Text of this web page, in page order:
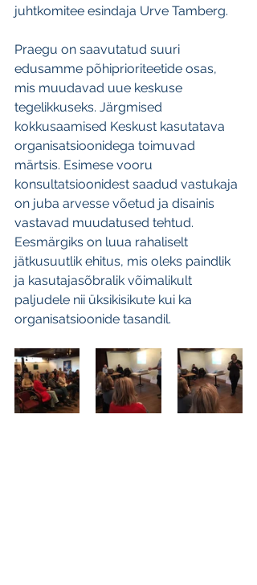
juhtkomitee esindaja Urve Tamberg.
Praegu on saavutatud suuri
edusamme põhiprioriteetide osas,
mis muudavad uue keskuse
tegelikkuseks. Järgmised
kokkusaamised Keskust kasutatava
organisatsioonidega toimuvad
märtsis. Esimese vooru
konsultatsioonidest saadud vastukaja
on juba arvesse võetud ja disainis
vastavad muudatused tehtud.
Eesmärgiks on luua rahaliselt
jätkusuutlik ehitus, mis oleks paindlik
ja kasutajasõbralik võimalikult
paljudele nii üksikisikute kui ka
organisatsioonide tasandil.